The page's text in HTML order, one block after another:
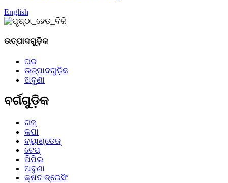
English
ଉତ୍ପାଦଗୁଡ଼ିକ
ଘର
ଉତ୍ପାଦଗୁଡ଼ିକ
ଅବୁଣା
ବର୍ଗଗୁଡ଼ିକ
ଗଜ୍
କପା
ବ୍ୟାଣ୍ଡେଜ୍
ଟେପ୍
ପିପିଇ
ଅବୁଣା
କ୍ଷତ ଡ୍ରେସିଂ